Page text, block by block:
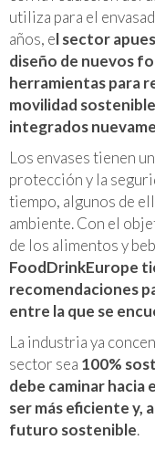
utiliza para el
años, el sector
diseño de nuevos
herramientas para
movilidad
integrados
Los envases tienen
protección y la
tiempo, algunos de
ambiente. Con el
de los alimentos y
FoodDrinkEurope
recomendaciones
entre la que se
La industria ya
sector sea 100%
debe caminar hacia
ser más eficiente y,
futuro sostenible.